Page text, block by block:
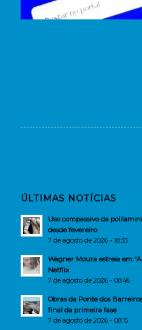
ÚLTIMAS NOTÍCIAS
Uso compassivo da
desde fevereiro
7 de agosto de 2026 - 18:33
Wagner Moura estreia em
Netflix
7 de agosto de 2026 - 08:46
Obras da Ponte dos
final da primeira fase
7 de agosto de 2026 - 08:15